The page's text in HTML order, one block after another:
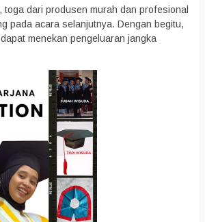
toga dari produsen murah dan profesional
pada acara selanjutnya. Dengan begitu,
menekan pengeluaran jangka